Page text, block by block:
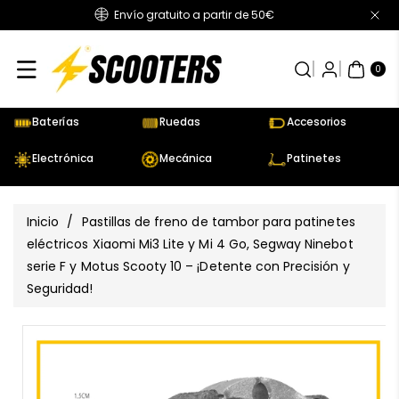
Envío gratuito a partir de 50€
0
AR
TÍC
UL
Baterías Ruedas Accesorios
Electrónica Mecánica Patinetes
Inicio / Pastillas de freno de tambor para patinetes
eléctricos Xiaomi Mi3 Lite y Mi 4 Go, Segway Ninebot
serie F y Motus Scooty 10 – ¡Detente con Precisión y
Seguridad!
A La